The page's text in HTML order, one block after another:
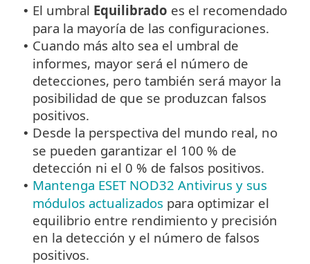
• El umbral Equilibrado es el recomendado
para la mayoría de las configuraciones.
• Cuando más alto sea el umbral de
informes, mayor será el número de
detecciones, pero también será mayor la
posibilidad de que se produzcan falsos
positivos.
• Desde la perspectiva del mundo real, no
se pueden garantizar el 100 % de
detección ni el 0 % de falsos positivos.
• Mantenga ESET NOD32 Antivirus y sus
módulos actualizados para optimizar el
equilibrio entre rendimiento y precisión
en la detección y el número de falsos
positivos.